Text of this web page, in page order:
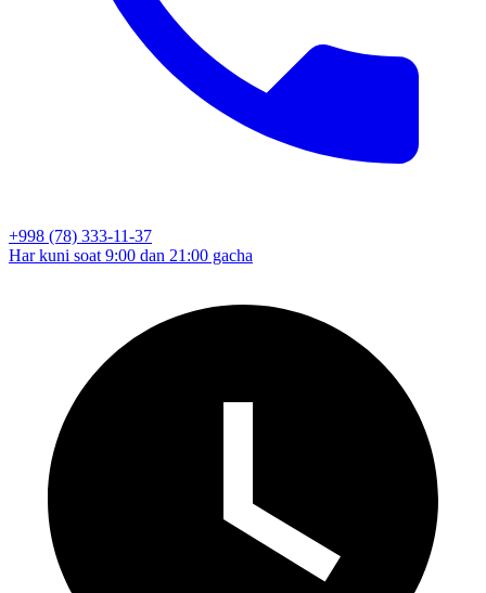
+998 (78) 333-11-37
Har kuni soat 9:00 dan 21:00 gacha